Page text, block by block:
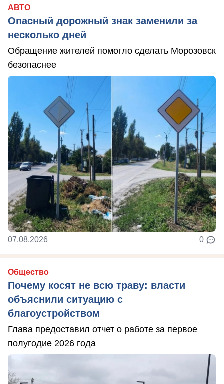
АВТО
Опасный дорожный знак заменили за
несколько дней
Обращение жителей помогло сделать Морозовск
безопаснее
07.08.2026 0
Общество
Почему косят не всю траву: власти
объяснили ситуацию с
благоустройством
Глава предоставил отчет о работе за первое
полугодие 2026 года